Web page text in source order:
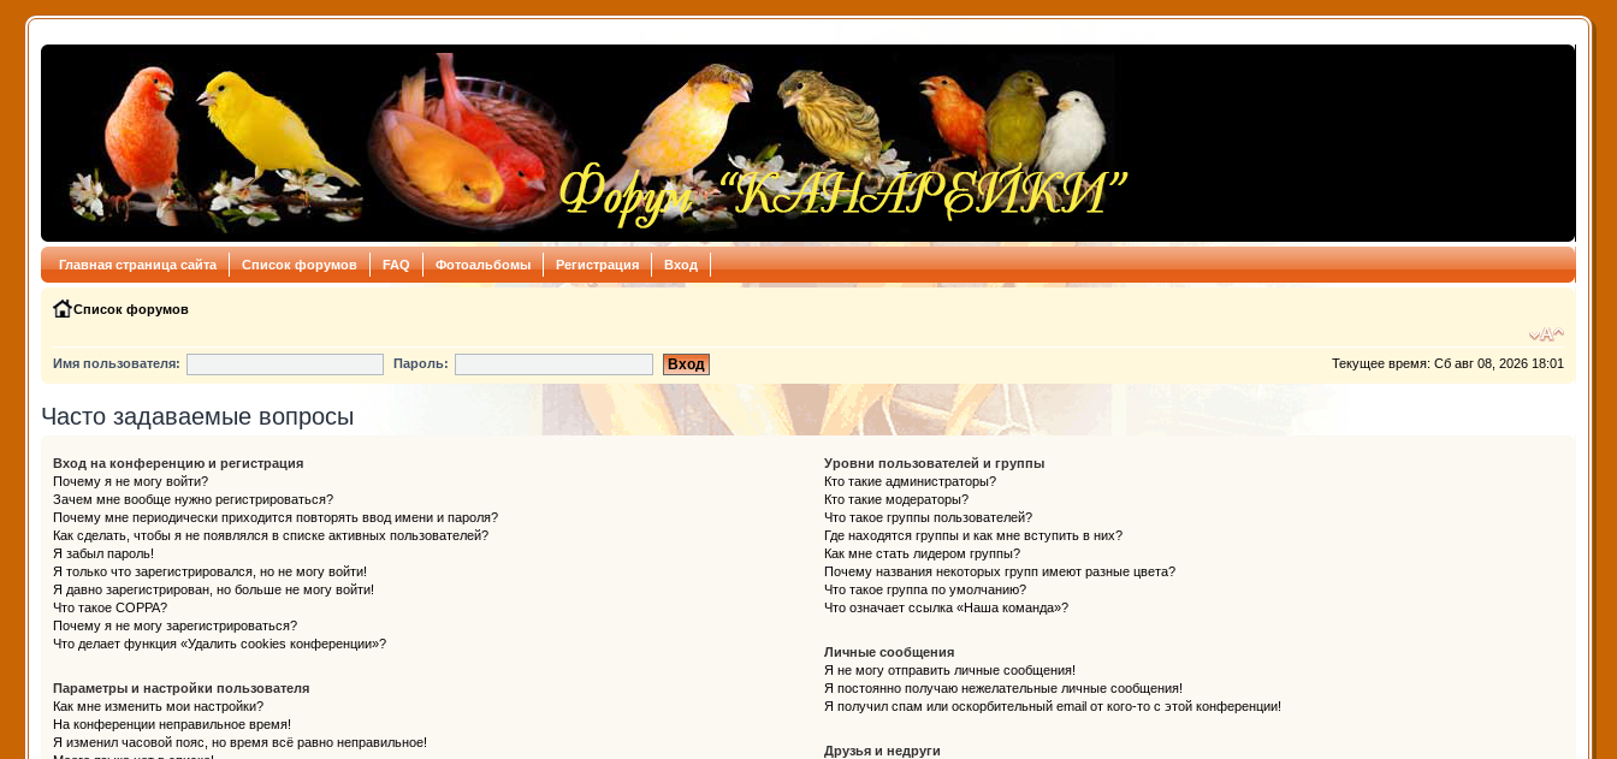
Главная страница сайта Список форумов FAQ Фотоальбомы Регистрация Вход
Список форумов
Текущее время: Сб авг 08, 2026 18:01
Имя пользователя: Пароль:
Часто задаваемые вопросы
Вход на конференцию и регистрация
Почему я не могу войти?
Зачем мне вообще нужно регистрироваться?
Почему мне периодически приходится повторять ввод имени и пароля?
Как сделать, чтобы я не появлялся в списке активных пользователей?
Я забыл пароль!
Я только что зарегистрировался, но не могу войти!
Я давно зарегистрирован, но больше не могу войти!
Что такое COPPA?
Почему я не могу зарегистрироваться?
Что делает функция «Удалить cookies конференции»?
Параметры и настройки пользователя
Как мне изменить мои настройки?
На конференции неправильное время!
Я изменил часовой пояс, но время всё равно неправильное!
Уровни пользователей и группы
Кто такие администраторы?
Кто такие модераторы?
Что такое группы пользователей?
Где находятся группы и как мне вступить в них?
Как мне стать лидером группы?
Почему названия некоторых групп имеют разные цвета?
Что такое группа по умолчанию?
Что означает ссылка «Наша команда»?
Личные сообщения
Я не могу отправить личные сообщения!
Я постоянно получаю нежелательные личные сообщения!
Я получил спам или оскорбительный email от кого-то с этой конференции!
Друзья и недруги